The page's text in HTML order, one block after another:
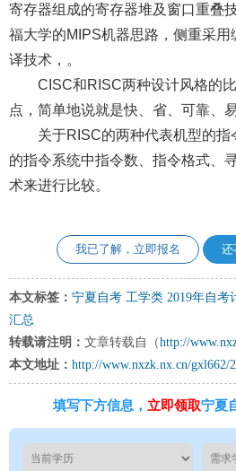
寄存器组成的寄存器堆及窗口重叠
福大学的MIPS机器思路，侧重采
译技术，。
CISC和RISC两种设计风格的
点，简单地说就是快、省、可靠、
关于RISC的两种代表机型的
的指令系统中指令数、指令格式、
术来进行比较。
我已了解，立即报名 还
本文标签： 宁夏自考 工学类 2019年自考
汇总
转载请注明： 文章转载自（http://
本文地址： http://www.nxzk.nx.cn/gxl662/
填写下方信息， 立即领取宁夏